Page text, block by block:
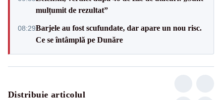
mulțumit de rezultat”
08:29Barjele au fost scufundate, dar apare un nou risc.
Ce se întâmplă pe Dunăre
Distribuie articolul